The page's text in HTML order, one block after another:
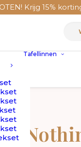
Krijg 15%
Tafellinnen